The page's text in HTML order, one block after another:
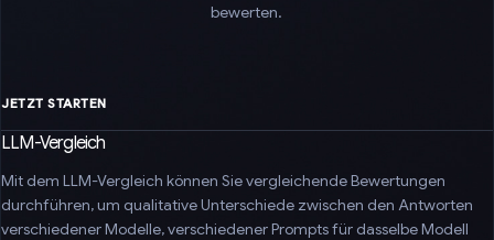
bewerten.
JETZT STARTEN
LLM-Vergleich
Mit dem LLM-Vergleich können Sie vergleichende Bewertungen
durchführen, um qualitative Unterschiede zwischen den Antworten
verschiedener Modelle, verschiedener Prompts für dasselbe Modell